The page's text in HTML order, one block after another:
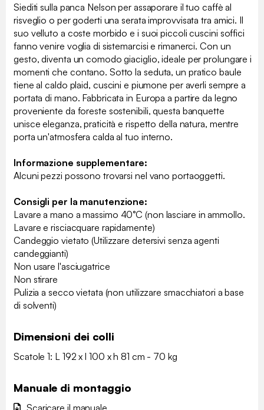
Siediti sulla panca Nelson per assaporare il tuo caffè al
risveglio o per goderti una serata improvvisata tra amici. Il
suo velluto a coste morbido e i suoi piccoli cuscini soffici
fanno venire voglia di sistemarcisi e rimanerci. Con un
gesto, diventa un comodo giaciglio, ideale per prolungare i
momenti che contano. Sotto la seduta, un pratico baule
tiene al caldo plaid, cuscini e piumone per averli sempre a
portata di mano. Fabbricata in Europa a partire da legno
proveniente da foreste sostenibili, questa banquette
unisce eleganza, praticità e rispetto della natura, mentre
porta un'atmosfera calda al tuo interno.
Informazione supplementare:
Alcuni pezzi possono trovarsi nel vano portaoggetti.
Consigli per la manutenzione:
Lavare a mano a massimo 40°C (non lasciare in ammollo.
Lavare e risciacquare rapidamente)
Candeggio vietato (Utilizzare detersivi senza agenti
candeggianti)
Non usare l'asciugatrice
Non stirare
Pulizia a secco vietata (non utilizzare smacchiatori a base
di solventi)
Dimensioni dei colli
Scatole 1: L 192 x l 100 x h 81 cm - 70 kg
Manuale di montaggio
Scaricare il manuale